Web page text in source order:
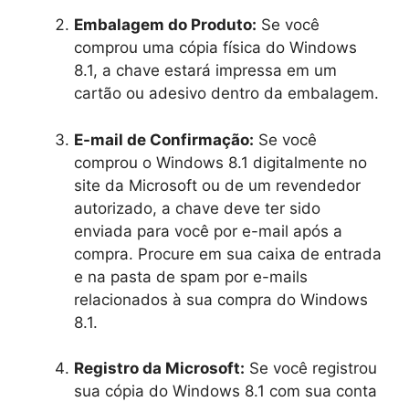
Embalagem do Produto: Se você
comprou uma cópia física do Windows
8.1, a chave estará impressa em um
cartão ou adesivo dentro da embalagem.
E-mail de Confirmação: Se você
comprou o Windows 8.1 digitalmente no
site da Microsoft ou de um revendedor
autorizado, a chave deve ter sido
enviada para você por e-mail após a
compra. Procure em sua caixa de entrada
e na pasta de spam por e-mails
relacionados à sua compra do Windows
8.1.
Registro da Microsoft: Se você registrou
sua cópia do Windows 8.1 com sua conta